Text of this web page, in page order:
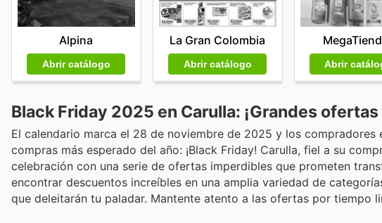
Alpina
Abrir catálogo
La Gran Colombia
Abrir catálogo Abrir
Black Friday 2025 en Carulla: ¡Grandes
El calendario marca el 28 de noviembre de 2025 y los
compras más esperado del año: ¡Black Friday! Carulla, fiel a su
celebración con una serie de ofertas imperdibles que prometen
encontrar descuentos increíbles en una amplia variedad de
que deleitarán tu paladar. Mantente atento a las ofertas por tiempo